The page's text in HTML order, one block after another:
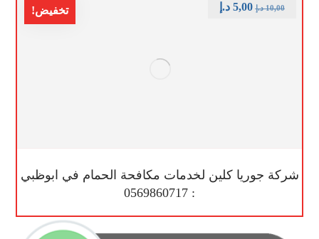
تخفيض!
شركة جوريا كلين لخدمات مكافحة الحمام في ابوظبي
: 0569860717
10,00 د.إ 5,00 د.إ